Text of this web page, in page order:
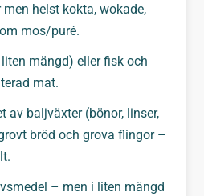
helst kokta, wokade,
mos/puré.
mängd) eller fisk och
mat.
av baljväxter (bönor, linser,
bröd och grova flingor –
– men i liten mängd